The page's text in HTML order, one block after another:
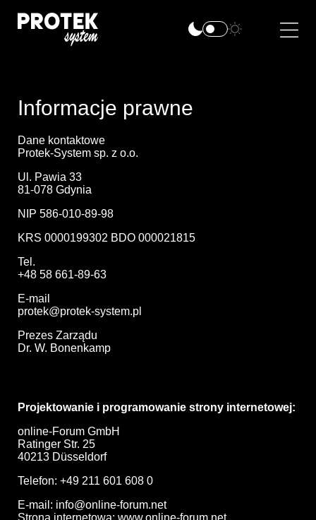
Informacje prawne
Dane kontaktowe
Protek-System sp. z o.o.
Ul. Pawia 33
81-078 Gdynia
NIP 586-010-89-98
KRS 0000199302 BDO 000021815
Tel.
+48 58 661-89-63
E-mail
protek@protek-system.pl
Prezes Zarządu
Dr. W. Bonenkamp
Projektowanie i programowanie strony internetowej:
online-Forum GmbH
Ratinger Str. 25
40213 Düsseldorf
Telefon: +49 211 601 608 0
E-mail: info@online-forum.net
Strona internetowa: www.online-forum.net